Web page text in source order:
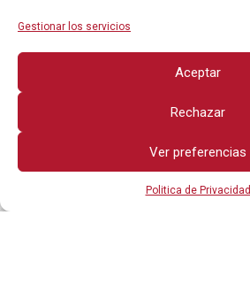
Gestionar los servicios
Aceptar
Rechazar
Ver preferencias
Politica de Privacidad